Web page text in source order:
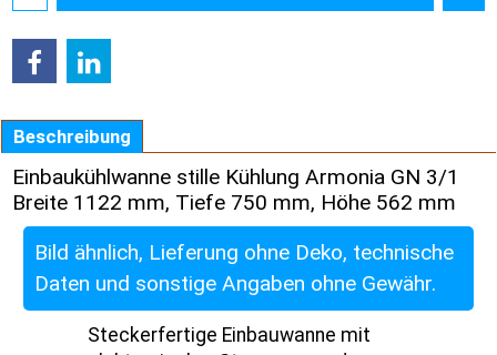
Beschreibung
Einbaukühlwanne stille Kühlung Armonia GN 3/1
Breite 1122 mm, Tiefe 750 mm, Höhe 562 mm
Bild ähnlich, Lieferung ohne Deko, technische
Daten und sonstige Angaben ohne Gewähr.
Steckerfertige Einbauwanne mit